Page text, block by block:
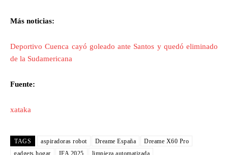
Más noticias:
Deportivo Cuenca cayó goleado ante Santos y quedó eliminado
de la Sudamericana
Fuente:
xataka
TAGS aspiradoras robot Dreame España
Dreame X60 Pro
gadgets hogar
IFA 2025 limpieza automatizada